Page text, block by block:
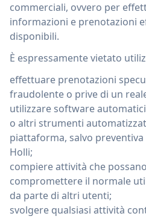
commerciali, ovvero per
informazioni e prenotazioni
disponibili.
È espressamente vietato
effettuare prenotazioni
fraudolente o prive di un
utilizzare software
o altri strumenti
piattaforma, salvo
Holli;
compiere attività che
compromettere il normale
da parte di altri utenti;
svolgere qualsiasi attività